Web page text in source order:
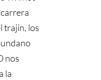
trajín, los
nos
la